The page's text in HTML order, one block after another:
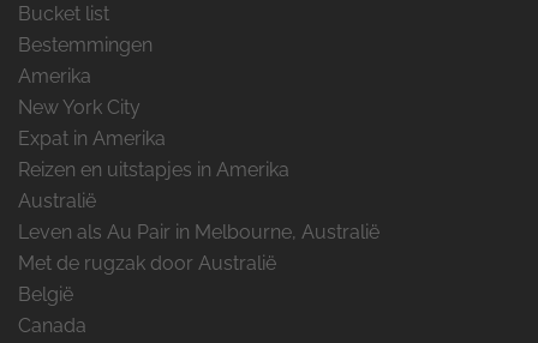
Bucket list
Bestemmingen
Amerika
New York City
Expat in Amerika
Reizen en uitstapjes in Amerika
Australië
Leven als Au Pair in Melbourne, Australië
Met de rugzak door Australië
België
Canada